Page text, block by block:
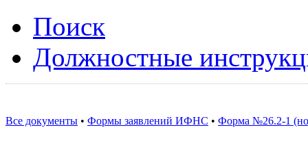
Поиск
Должностные
Все документы • Формы заявлений ИФНС • Форма №26.2-1